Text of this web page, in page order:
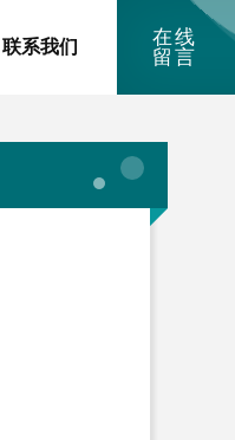
联系我们
在线
留言